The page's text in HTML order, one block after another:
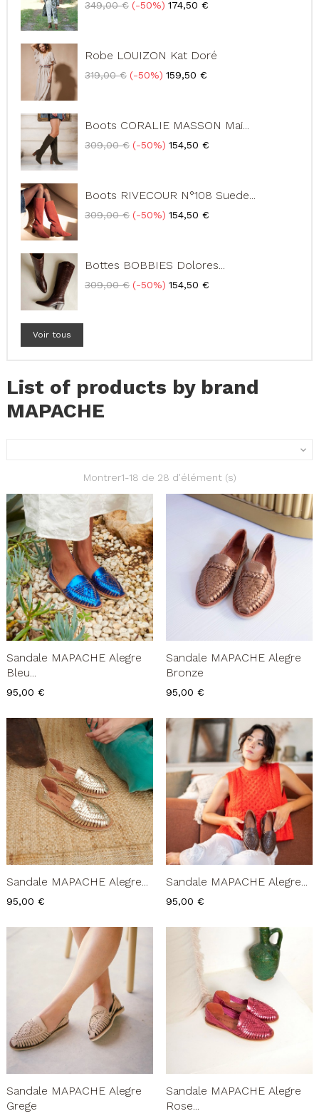
Prix
349,00 € -50% Prix
174,50 €
Robe LOUIZON Kat Doré
Prix
319,00 € -50% Prix
159,50 €
Boots CORALIE MASSON Mai...
Prix
309,00 € -50% Prix
154,50 €
Boots RIVECOUR N°108 Suede...
Prix
309,00 € -50% Prix
154,50 €
Bottes BOBBIES Dolores...
Prix
309,00 € -50% Prix
154,50 €
Voir tous
List of products by brand
MAPACHE

Montrer1-18 de 28 d'élément (s)
Sandale MAPACHE Alegre
Bleu...
Prix
95,00 €
Sandale MAPACHE Alegre
Bronze
Prix
95,00 €
Sandale MAPACHE Alegre...
Prix
95,00 €
Sandale MAPACHE Alegre...
Prix
95,00 €
Sandale MAPACHE Alegre
Grege
Sandale MAPACHE Alegre
Rose...